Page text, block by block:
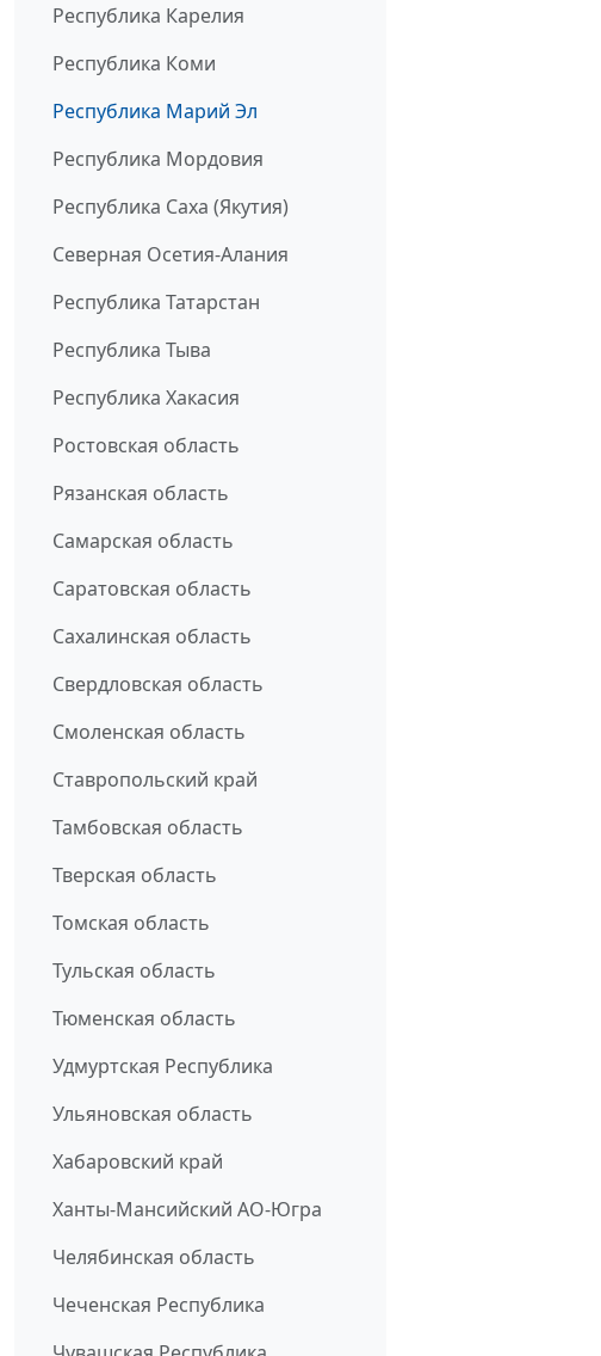
Республика Карелия
Республика Коми
Республика Марий Эл
Республика Мордовия
Республика Саха (Якутия)
Северная Осетия-Алания
Республика Татарстан
Республика Тыва
Республика Хакасия
Ростовская область
Рязанская область
Самарская область
Саратовская область
Сахалинская область
Свердловская область
Смоленская область
Ставропольский край
Тамбовская область
Тверская область
Томская область
Тульская область
Тюменская область
Удмуртская Республика
Ульяновская область
Хабаровский край
Ханты-Мансийский АО-Югра
Челябинская область
Чеченская Республика